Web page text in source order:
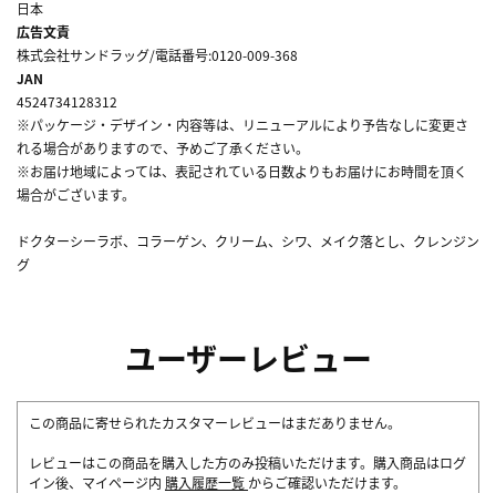
日本
広告文責
株式会社サンドラッグ/電話番号:0120-009-368
JAN
4524734128312
※パッケージ・デザイン・内容等は、リニューアルにより予告なしに変更さ
れる場合がありますので、予めご了承ください。
※お届け地域によっては、表記されている日数よりもお届けにお時間を頂く
場合がございます。
ドクターシーラボ、コラーゲン、クリーム、シワ、メイク落とし、クレンジン
グ
ユーザーレビュー
この商品に寄せられたカスタマーレビューはまだありません。
レビューはこの商品を購入した方のみ投稿いただけます。購入商品はログ
イン後、マイページ内 購入履歴一覧 からご確認いただけます。